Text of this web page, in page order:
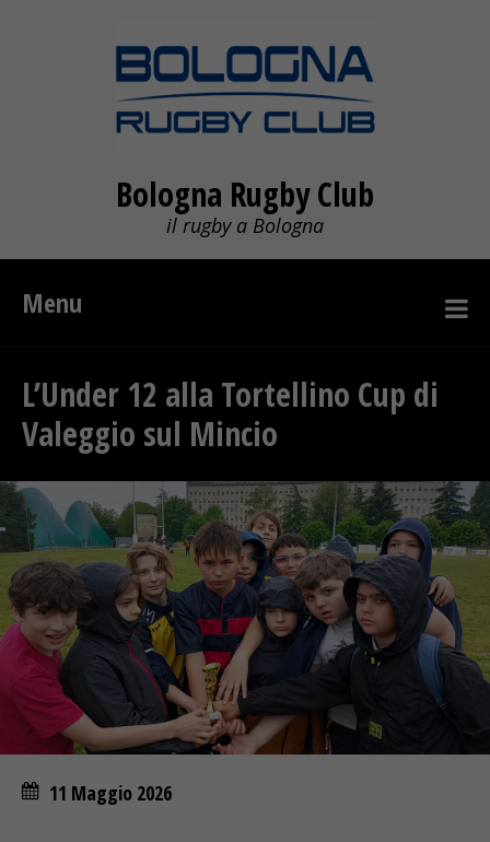
Bologna Rugby Club
il rugby a Bologna
Menu
L’Under 12 alla Tortellino Cup di
Valeggio sul Mincio
11 Maggio 2026